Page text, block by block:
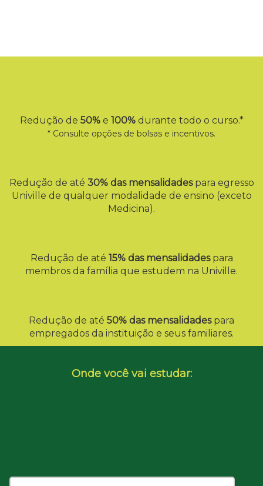
Redução de 50%e 100% durante todo o curso.*
* Consulte opções de bolsas e incentivos.
Redução de até 30% das mensalidades para egresso
Univille de qualquer modalidade de ensino (exceto
Medicina).
Redução de até 15% das mensalidadespara
membros da família que estudem na Univille.
Redução de até 50% das mensalidadespara
empregados da instituição e seus familiares.
Onde você vai estudar: